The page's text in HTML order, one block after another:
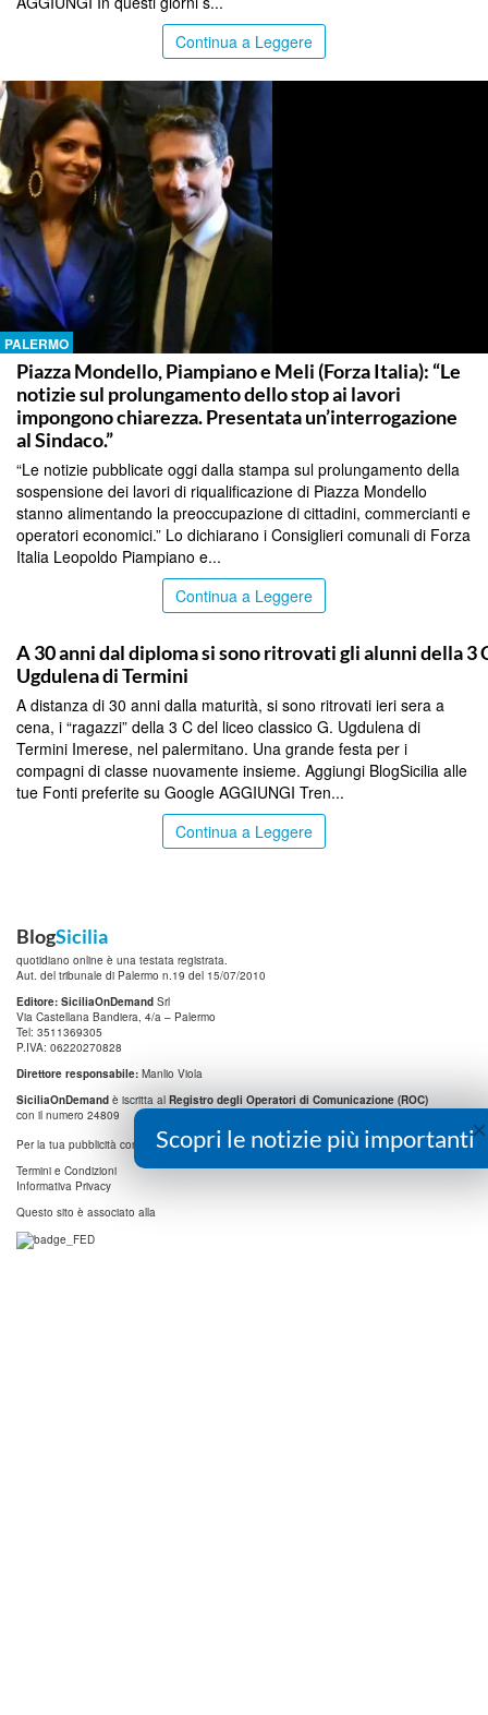
Continua a Leggere
PALERMO
Piazza Mondello, Piampiano e Meli (Forza Italia): “Le
notizie sul prolungamento dello stop ai lavori
impongono chiarezza. Presentata un’interrogazione
al Sindaco.”
“Le notizie pubblicate oggi dalla stampa sul prolungamento della
sospensione dei lavori di riqualificazione di Piazza Mondello
stanno alimentando la preoccupazione di cittadini, commercianti e
operatori economici.” Lo dichiarano i Consiglieri comunali di Forza
Italia Leopoldo Piampiano e...
Continua a Leggere
A 30 anni dal diploma si sono ritrovati gli alunni della 3
Ugdulena di Termini
A distanza di 30 anni dalla maturità, si sono ritrovati ieri sera a
cena, i “ragazzi” della 3 C del liceo classico G. Ugdulena di
Termini Imerese, nel palermitano. Una grande festa per i
compagni di classe nuovamente insieme. Aggiungi BlogSicilia alle
tue Fonti preferite su Google AGGIUNGI Tren...
Continua a Leggere
BlogSicilia
quotidiano online è una testata registrata.
Aut. del tribunale di Palermo n.19 del 15/07/2010
Editore: SiciliaOnDemand Srl
Via Castellana Bandiera, 4/a – Palermo
Tel: 3511369305
P.IVA: 06220270828
Direttore responsabile: Manlio Viola
SiciliaOnDemand è iscritta al Registro degli Operatori di Comunicazione (ROC)
con il numero 24809
Per la tua pubblicità contatta:info@digitrend.it
Termini e Condizioni
Informativa Privacy
Questo sito è associato alla
×
Scopri le notizie più importanti